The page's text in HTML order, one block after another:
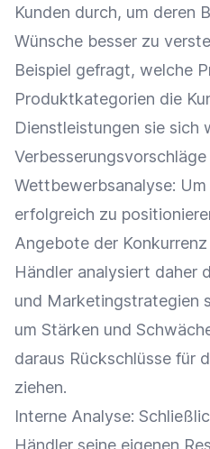
Kunden durch, um deren
Wünsche besser zu
Beispiel gefragt, welche
Produktkategorien die
Dienstleistungen sie sich
Verbesserungsvorschläge
Wettbewerbsanalyse:
erfolgreich zu
Angebote der
Händler analysiert daher
und Marketingstrategien
um Stärken und
daraus Rückschlüsse für
ziehen.
Interne Analyse:
Händler seine eigenen